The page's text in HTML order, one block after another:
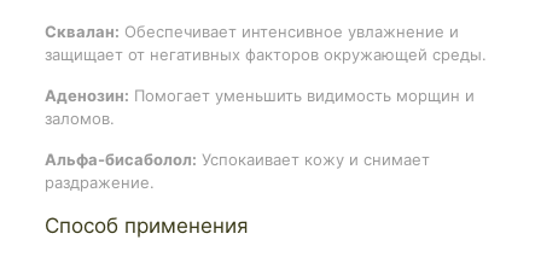
Сквалан: Обеспечивает интенсивное увлажнение и
защищает от негативных факторов окружающей среды.
Аденозин: Помогает уменьшить видимость морщин и
заломов.
Альфа-бисаболол: Успокаивает кожу и снимает
раздражение.
Способ применения